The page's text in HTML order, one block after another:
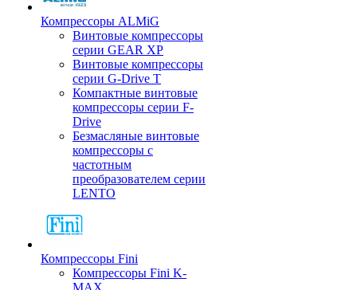
Компрессоры ALMiG
Винтовые компрессоры
серии GEAR XP
Винтовые компрессоры
серии G-Drive T
Компактные винтовые
компрессоры серии F-
Drive
Безмасляные винтовые
компрессоры с
частотным
преобразователем серии
LENTO
Компрессоры Fini
Компрессоры Fini K-
MAX